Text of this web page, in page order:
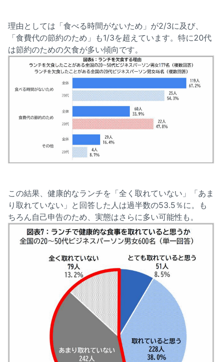
理由としては「食べる時間がないため」が2/3に及び、
「食費代の節約のため」も1/3を超えています。特に20代
は節約のための欠食が多い傾向です。
この結果、健康的なランチを「全く取れていない」「あま
り取れていない」と回答した人は過半数の53.5％に。も
ちろん自己申告のため、実態はさらに多い可能性も。